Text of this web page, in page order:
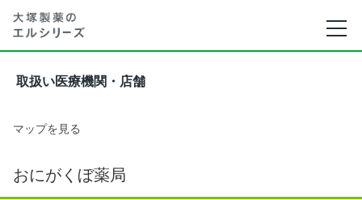
取扱い医療機関・店舗
マップを見る
おにがくぼ薬局